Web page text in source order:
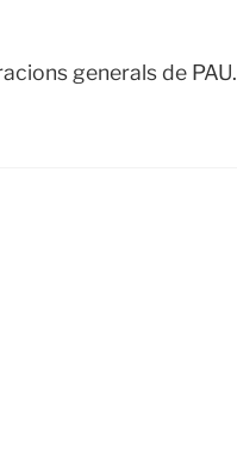
generals de PAU.